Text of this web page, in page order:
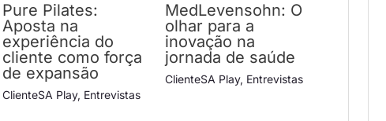
Pure Pilates:
Aposta na
experiência do
cliente como força
de expansão
ClienteSA Play, Entrevistas
MedLevensohn: O
olhar para a
inovação na
jornada de saúde
ClienteSA Play, Entrevistas